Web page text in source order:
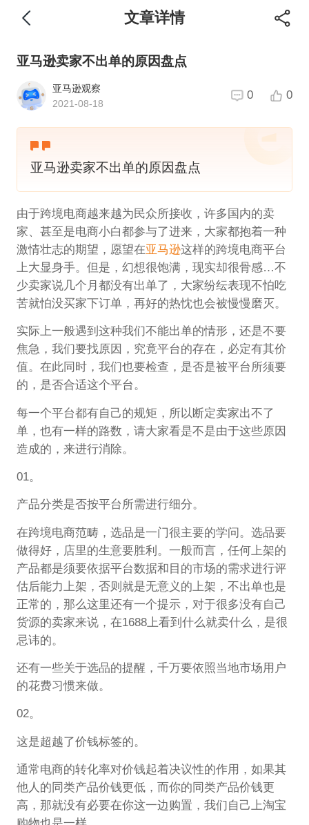
文章详情
亚马逊卖家不出单的原因盘点
亚马逊观察
2021-08-18
0 0
亚马逊卖家不出单的原因盘点
由于跨境电商越来越为民众所接收，许多国内的卖
家、甚至是电商小白都参与了进来，大家都抱着一种
激情壮志的期望，愿望在亚马逊这样的跨境电商平台
上大显身手。但是，幻想很饱满，现实却很骨感…不
少卖家说几个月都没有出单了，大家纷纭表现不怕吃
苦就怕没买家下订单，再好的热忱也会被慢慢磨灭。
实际上一般遇到这种我们不能出单的情形，还是不要
焦急，我们要找原因，究竟平台的存在，必定有其价
值。在此同时，我们也要检查，是否是被平台所须要
的，是否合适这个平台。
每一个平台都有自己的规矩，所以断定卖家出不了
单，也有一样的路数，请大家看是不是由于这些原因
造成的，来进行消除。
01。
产品分类是否按平台所需进行细分。
在跨境电商范畴，选品是一门很主要的学问。选品要
做得好，店里的生意要胜利。一般而言，任何上架的
产品都是须要依据平台数据和目的市场的需求进行评
估后能力上架，否则就是无意义的上架，不出单也是
正常的，那么这里还有一个提示，对于很多没有自己
货源的卖家来说，在1688上看到什么就卖什么，是很
忌讳的。
还有一些关于选品的提醒，千万要依照当地市场用户
的花费习惯来做。
02。
这是超越了价钱标签的。
通常电商的转化率对价钱起着决议性的作用，如果其
他人的同类产品价钱更低，而你的同类产品价钱更
高，那就没有必要在你这一边购置，我们自己上淘宝